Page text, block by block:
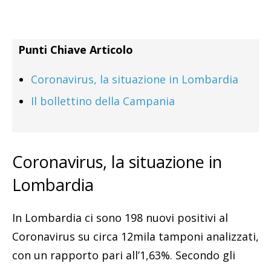
Punti Chiave Articolo
Coronavirus, la situazione in Lombardia
Il bollettino della Campania
Coronavirus, la situazione in
Lombardia
In Lombardia ci sono 198 nuovi positivi al
Coronavirus su circa 12mila tamponi analizzati,
con un rapporto pari all’1,63%. Secondo gli